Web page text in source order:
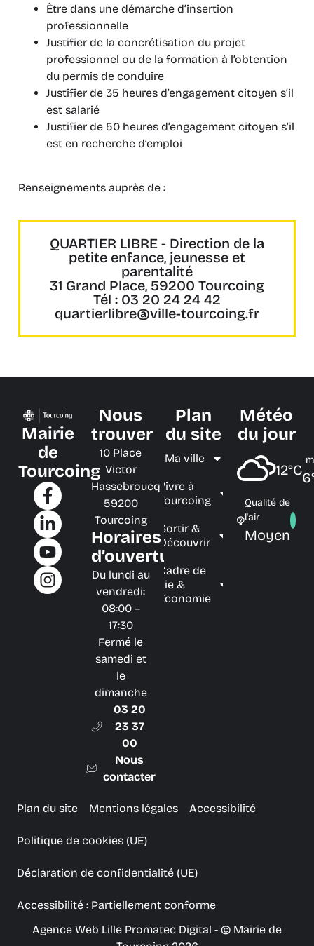
Être dans une démarche d’insertion
professionnelle
Justifier de la concrétisation du projet
professionnel ou de la formation à l’obtention
du permis de conduire
Justifier de 35 heures d’engagement citoyen s’il
est salarié
Justifier de 50 heures d’engagement citoyen s’il
est en recherche d’emploi
Renseignements auprès de :
QUARTIER LIBRE - Direction de la
petite enfance, jeunesse et
parentalité
31 Grand Place, 59200 Tourcoing
Tél : 03 20 24 24 42
quartierlibre@ville-tourcoing.fr
Mairie
de
Tourcoing
Nous
trouver
10 Place
Victor
Hassebroucq
59200
Tourcoing
Horaires
d’ouverture
Du lundi au
vendredi:
08:00 –
17:30
Fermé le
samedi et
le
dimanche
03 20
23 37
00
Nous
contacter
Plan
du site
Ma ville
Vivre à
Tourcoing
Sortir &
Découvrir
Cadre de
vie &
Économie
Météo
du jour
12°C
Qualité de
l'air
Moyen
Plan du site Mentions légales Accessibilité
Politique de cookies (UE)
Déclaration de confidentialité (UE)
Accessibilité : Partiellement conforme
Agence Web Lille Promatec Digital - © Mairie de